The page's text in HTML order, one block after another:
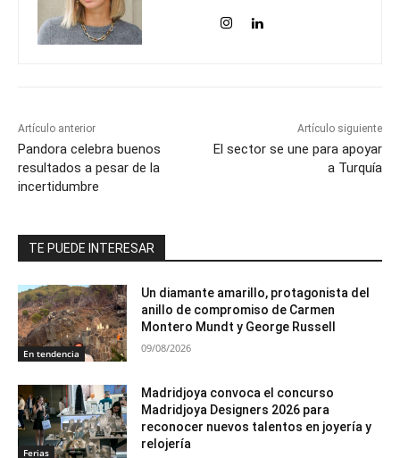
Artículo anterior
Pandora celebra buenos
resultados a pesar de la
incertidumbre
Artículo siguiente
El sector se une para apoyar
a Turquía
TE PUEDE INTERESAR
En tendencia
Un diamante amarillo, protagonista del
anillo de compromiso de Carmen
Montero Mundt y George Russell
09/08/2026
Ferias
Madridjoya convoca el concurso
Madridjoya Designers 2026 para
reconocer nuevos talentos en joyería y
relojería